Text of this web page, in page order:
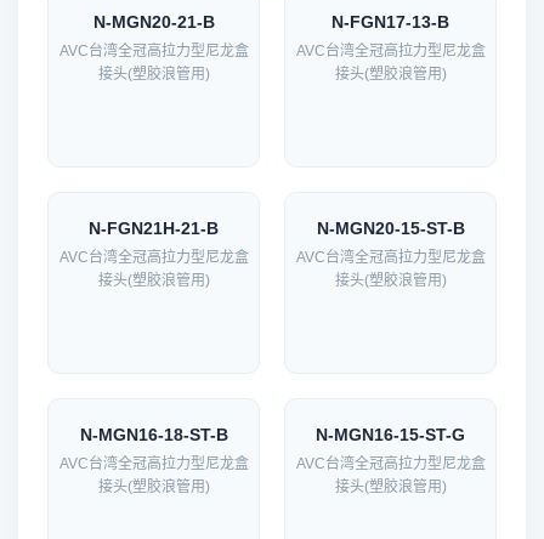
N-MGN20-21-B
AVC台湾全冠高拉力型尼龙盒
接头(塑胶浪管用)
N-FGN17-13-B
AVC台湾全冠高拉力型尼龙盒
接头(塑胶浪管用)
N-FGN21H-21-B
AVC台湾全冠高拉力型尼龙盒
接头(塑胶浪管用)
N-MGN20-15-ST-B
AVC台湾全冠高拉力型尼龙盒
接头(塑胶浪管用)
N-MGN16-18-ST-B
AVC台湾全冠高拉力型尼龙盒
接头(塑胶浪管用)
N-MGN16-15-ST-G
AVC台湾全冠高拉力型尼龙盒
接头(塑胶浪管用)